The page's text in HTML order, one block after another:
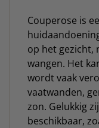
Couperose is
op het gezicht,
wangen. Het
wordt vaak
vaatwanden,
zon. Gelukkig
beschikbaar,